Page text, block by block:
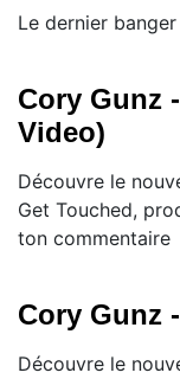
Le dernier
Cory Gunz
Video)
Découvre le
Get Touched,
ton commentaire
Cory Gunz
Découvre le